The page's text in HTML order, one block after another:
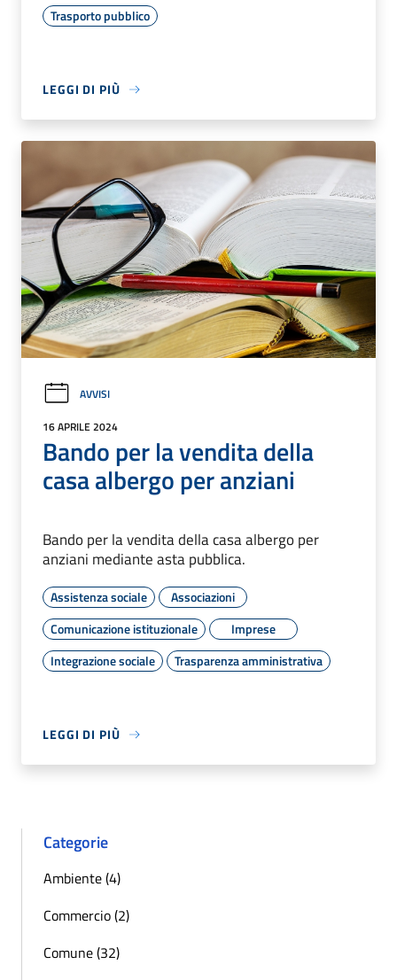
Trasporto pubblico
LEGGI DI PIÙ
AVVISI
16 APRILE 2024
Bando per la vendita della
casa albergo per anziani
Bando per la vendita della casa albergo per
anziani mediante asta pubblica.
Assistenza sociale
Associazioni
Comunicazione istituzionale
Imprese
Integrazione sociale
Trasparenza amministrativa
LEGGI DI PIÙ
Categorie
Ambiente (4)
Commercio (2)
Comune (32)